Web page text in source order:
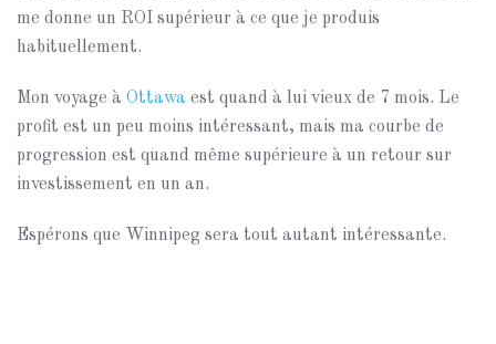
me donne un ROI supérieur à ce que je produis
habituellement.
Mon voyage à Ottawa est quand à lui vieux de 7 mois. Le
profit est un peu moins intéressant, mais ma courbe de
progression est quand même supérieure à un retour sur
investissement en un an.
Espérons que Winnipeg sera tout autant intéressante.